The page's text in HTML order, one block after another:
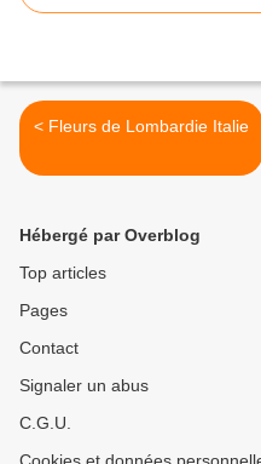
< Fleurs de Lombardie Italie
Hébergé par Overblog
Top articles
Pages
Contact
Signaler un abus
C.G.U.